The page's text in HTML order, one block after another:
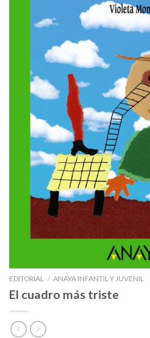
EDITORIAL / ANAYA INFANTIL Y JUVENIL
El cuadro más triste